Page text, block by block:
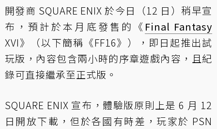
開發商 SQUARE ENIX 於今日（12 日）稍早宣
布，預計於本月底發售的《 Final Fantasy
XVI》（以下簡稱《FF16》），即日起推出試
玩版，內容包含兩小時的序章遊戲內容，且紀
錄可直接繼承至正式版。
SQUARE ENIX 宣布，體驗版原則上是 6 月 12
日開放下載，但於各國有時差，玩家於 PSN